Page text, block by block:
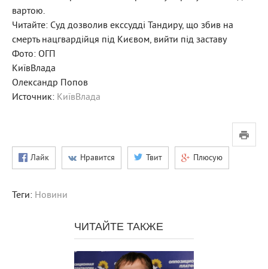
вартою.
Читайте: Суд дозволив екссудді Тандиру, що збив на
смерть нацгвардійця під Києвом, вийти під заставу
Фото: ОГП
КиївВлада
Олександр Попов
Источник: КиївВлада
Лайк Нравится Твит Плюсую
Теги: Новини
ЧИТАЙТЕ ТАКЖЕ